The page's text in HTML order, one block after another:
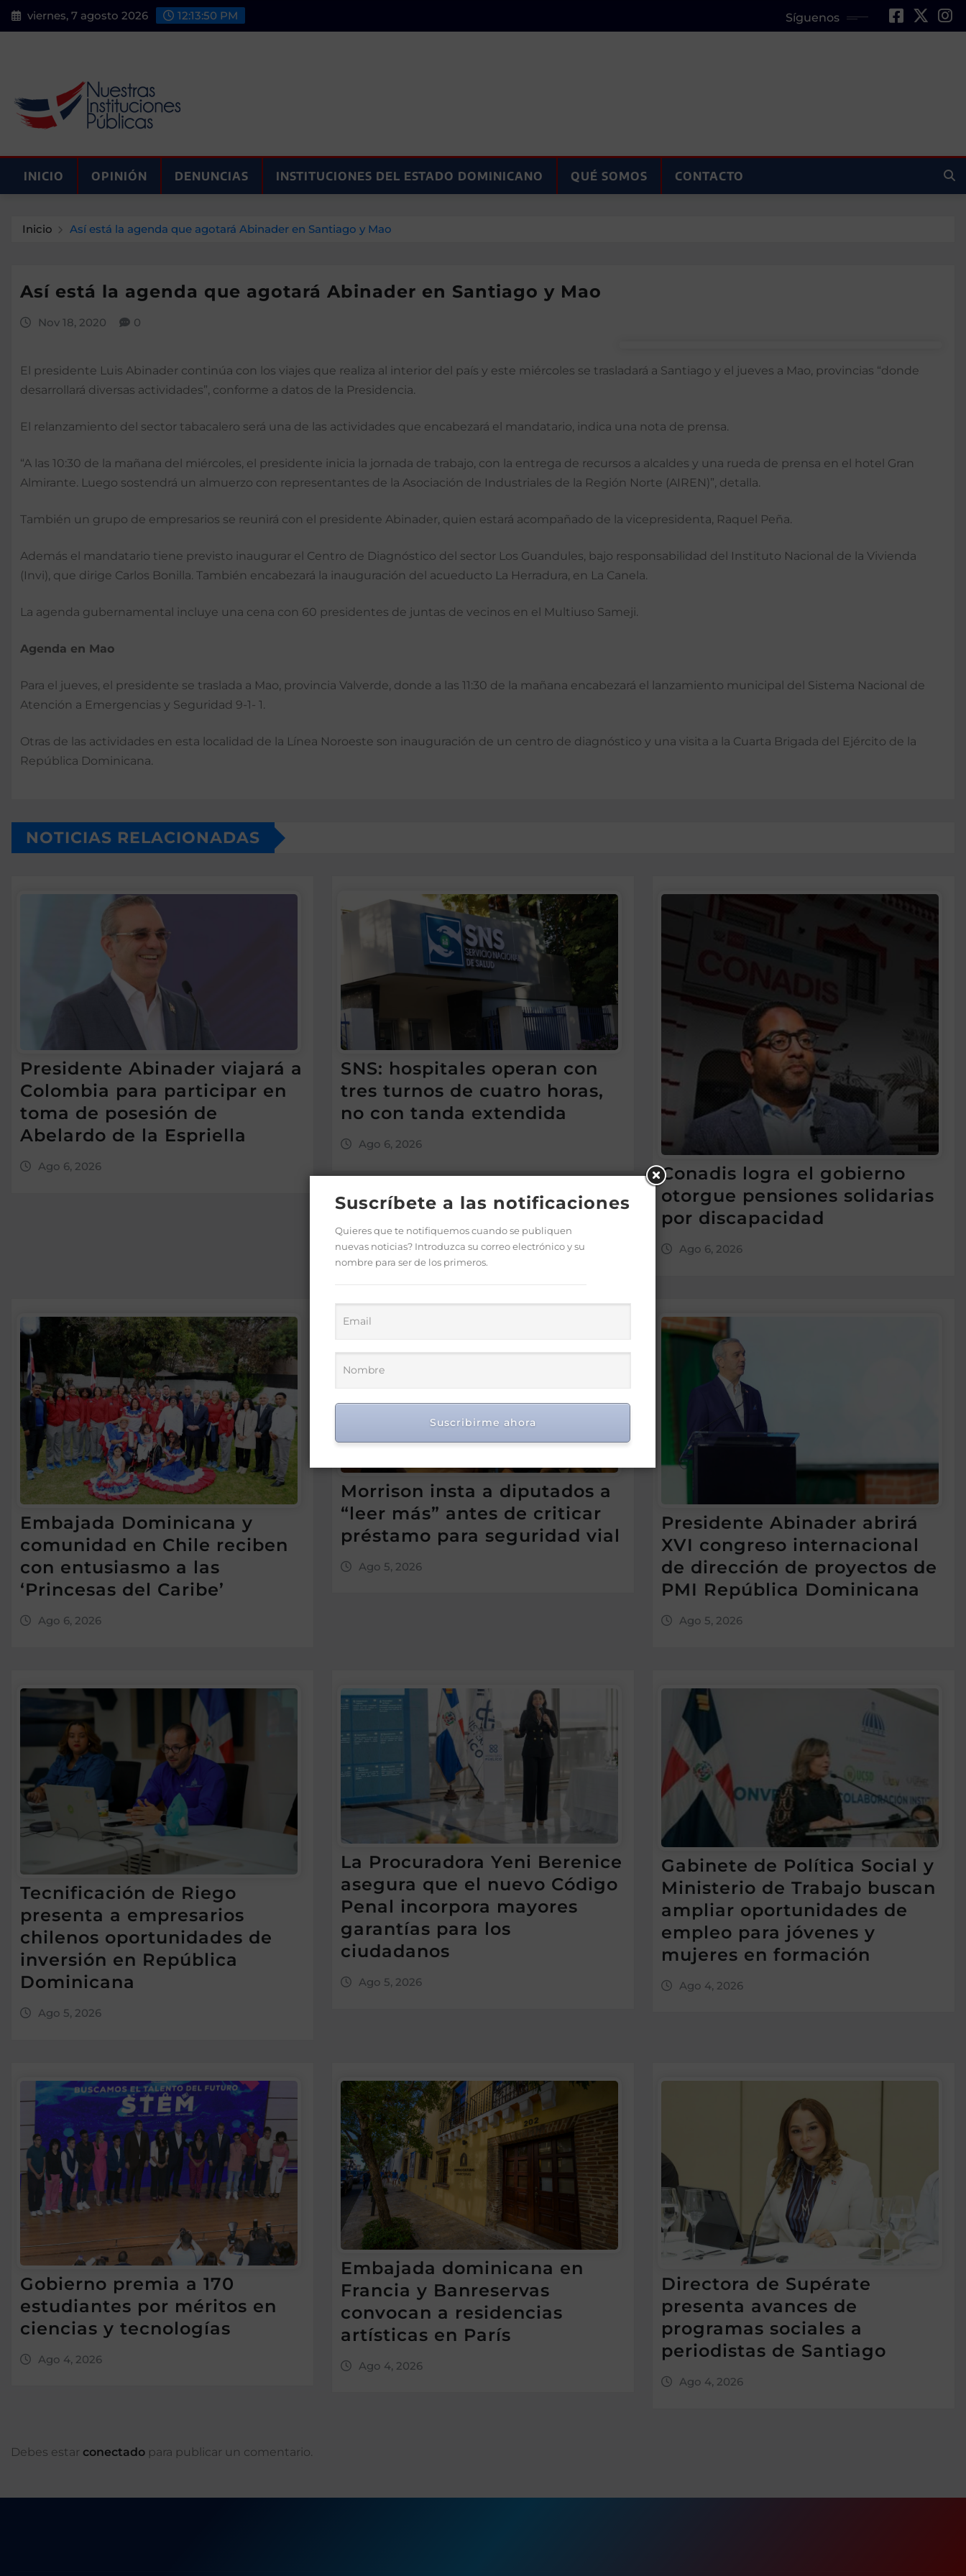
Saltar
al
viernes, 7 agosto 2026 12:13:51 PM Síguenos
INICIO OPINIÓN DENUNCIAS INSTITUCIONES DEL ESTADO DOMINICANO QUÉ SOMOS CONTACTO
Inicio Así está la agenda que agotará Abinader en Santiago y Mao
Así está la agenda que agotará Abinader en Santiago y Mao
Nov 18, 2020 0
El presidente Luis Abinader continúa con los viajes que realiza al interior del país y este miércoles se trasladará a Santiago y el jueves a Mao, provincias “donde
desarrollará diversas actividades”, conforme a datos de la Presidencia.
El relanzamiento del sector tabacalero será una de las actividades que encabezará el mandatario, indica una nota de prensa.
“A las 10:30 de la mañana del miércoles, el presidente inicia la jornada de trabajo, con la entrega de recursos a alcaldes y una rueda de prensa en el hotel Gran
Almirante. Luego sostendrá un almuerzo con representantes de la Asociación de Industriales de la Región Norte (AIREN)”, detalla.
También un grupo de empresarios se reunirá con el presidente Abinader, quien estará acompañado de la vicepresidenta, Raquel Peña.
Además el mandatario tiene previsto inaugurar el Centro de Diagnóstico del sector Los Guandules, bajo responsabilidad del Instituto Nacional de la Vivienda
(Invi), que dirige Carlos Bonilla. También encabezará la inauguración del acueducto La Herradura, en La Canela.
La agenda gubernamental incluye una cena con 60 presidentes de juntas de vecinos en el Multiuso Sameji.
Agenda en Mao
Para el jueves, el presidente se traslada a Mao, provincia Valverde, donde a las 11:30 de la mañana encabezará el lanzamiento municipal del Sistema Nacional de
Atención a Emergencias y Seguridad 9-1- 1.
Otras de las actividades en esta localidad de la Línea Noroeste son inauguración de un centro de diagnóstico y una visita a la Cuarta Brigada del Ejército de la
República Dominicana.
NOTICIAS RELACIONADAS
Presidente Abinader viajará a
Colombia para participar en
toma de posesión de
Abelardo de la Espriella
Ago 6, 2026
SNS: hospitales operan con
tres turnos de cuatro horas,
no con tanda extendida
Ago 6, 2026
Conadis logra el gobierno
otorgue pensiones solidarias
por discapacidad
Ago 6, 2026
Embajada Dominicana y
comunidad en Chile reciben
con entusiasmo a las
‘Princesas del Caribe’
Ago 6, 2026
Morrison insta a diputados a
“leer más” antes de criticar
préstamo para seguridad vial
Ago 5, 2026
Presidente Abinader abrirá
XVI congreso internacional
de dirección de proyectos de
PMI República Dominicana
Ago 5, 2026
Tecnificación de Riego
presenta a empresarios
chilenos oportunidades de
inversión en República
Dominicana
Ago 5, 2026
La Procuradora Yeni Berenice
asegura que el nuevo Código
Penal incorpora mayores
garantías para los
ciudadanos
Ago 5, 2026
Gabinete de Política Social y
Ministerio de Trabajo buscan
ampliar oportunidades de
empleo para jóvenes y
mujeres en formación
Ago 4, 2026
Gobierno premia a 170
estudiantes por méritos en
ciencias y tecnologías
Ago 4, 2026
Embajada dominicana en
Francia y Banreservas
convocan a residencias
artísticas en París
Ago 4, 2026
Directora de Supérate
presenta avances de
programas sociales a
periodistas de Santiago
Ago 4, 2026
Debes estar conectado para publicar un comentario.
Suscríbete a las notificaciones
Quieres que te notifiquemos cuando se publiquen
nuevas noticias? Introduzca su correo electrónico y su
nombre para ser de los primeros.
Suscribirme ahora